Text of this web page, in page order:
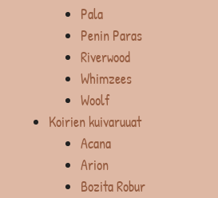
Pala
Penin Paras
Riverwood
Whimzees
Woolf
Koirien kuivaruuat
Acana
Arion
Bozita Robur